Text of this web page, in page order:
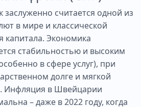
считается одной из
в мире и классической
капитала. Экономика
стабильностью и высоким
в сфере услуг), при
долге и мягкой
Инфляция в Швейцарии
– даже в 2022 году, когда